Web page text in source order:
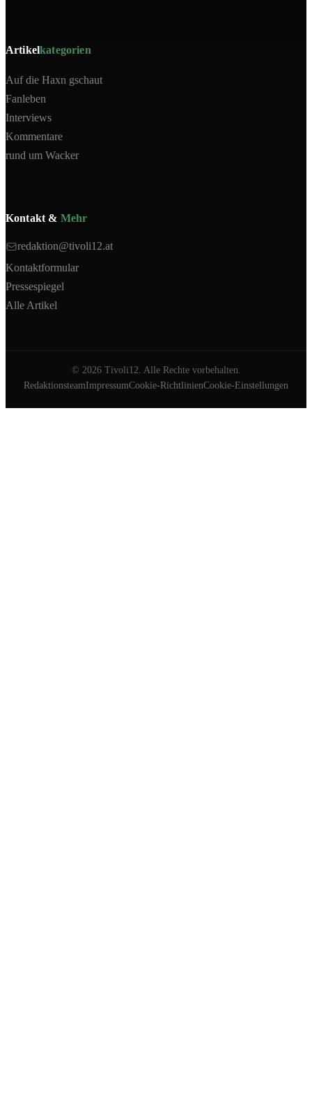
Artikelkategorien
Auf die Haxn gschaut
Fanleben
Interviews
Kommentare
rund um Wacker
Kontakt & Mehr
redaktion@tivoli12.at
Kontaktformular
Pressespiegel
Alle Artikel
© 2026Tivoli12. Alle Rechte vorbehalten.
RedaktionsteamImpressumCookie-RichtlinienCookie-Einstellungen